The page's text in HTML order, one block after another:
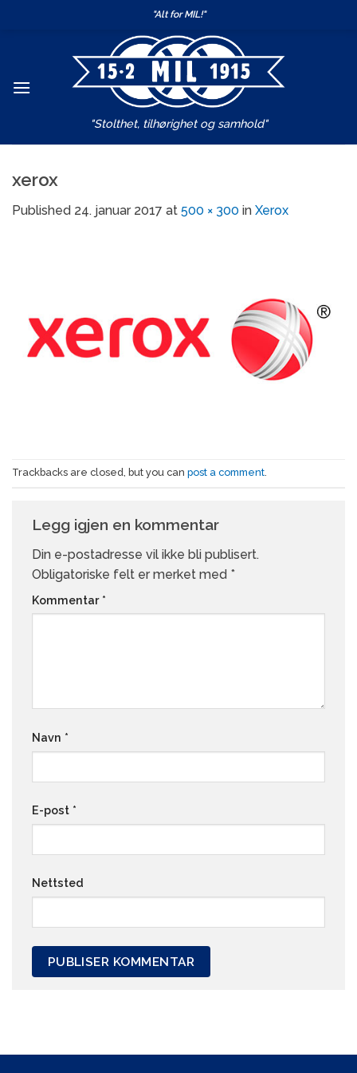
"Alt for MIL!"
"Stolthet, tilhørighet og samhold"
xerox
Published 24. januar 2017 at 500 × 300 in Xerox
Trackbacks are closed, but you can post a comment.
Legg igjen en kommentar
Din e-postadresse vil ikke bli publisert.
Obligatoriske felt er merket med *
Kommentar *
Navn *
E-post *
Nettsted